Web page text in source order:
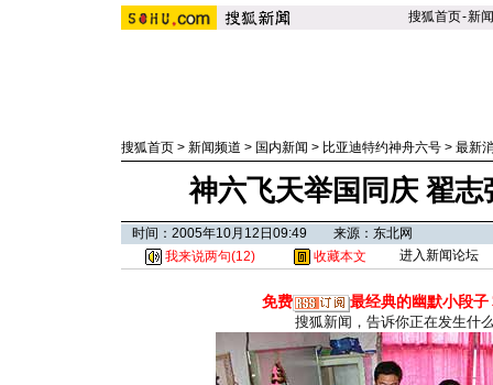
搜狐首页-新闻
搜狐首页 > 新闻频道 > 国内新闻 > 比亚迪特约神舟六号 > 最新
神六飞天举国同庆 翟
时间：2005年10月12日09:49 来源：东北网
我来说两句(12) 收藏本文 进入新闻论坛
免费 最经典的幽默小段子
搜狐新闻，告诉你正在发生什